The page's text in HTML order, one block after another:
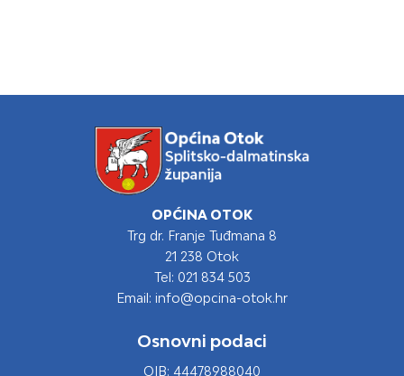
OPĆINA OTOK
Trg dr. Franje Tuđmana 8
21 238 Otok
Tel: 021 834 503
Email: info@opcina-otok.hr
Osnovni podaci
OIB: 44478988040